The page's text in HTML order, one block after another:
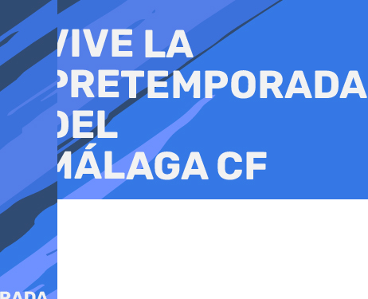
al
contenido